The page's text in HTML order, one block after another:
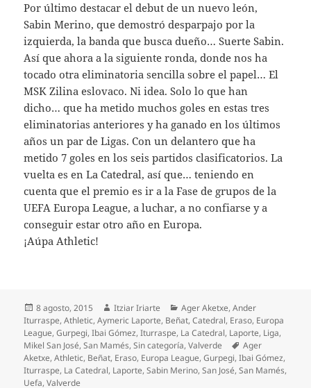
Por último destacar el debut de un nuevo león,
Sabin Merino, que demostró desparpajo por la
izquierda, la banda que busca dueño… Suerte Sabin.
Así que ahora a la siguiente ronda, donde nos ha
tocado otra eliminatoria sencilla sobre el papel… El
MSK Zilina eslovaco. Ni idea. Solo lo que han
dicho… que ha metido muchos goles en estas tres
eliminatorias anteriores y ha ganado en los últimos
años un par de Ligas. Con un delantero que ha
metido 7 goles en los seis partidos clasificatorios. La
vuelta es en La Catedral, así que… teniendo en
cuenta que el premio es ir a la Fase de grupos de la
UEFA Europa League, a luchar, a no confiarse y a
conseguir estar otro año en Europa.
¡Aúpa Athletic!
Publicado
el
8 agosto, 2015 Autor
Itziar Iriarte Categorías
Ager Aketxe,Ander
Iturraspe,Athletic,Aymeric Laporte, Beñat,Catedral, Eraso, Europa
League,Gurpegi,Ibai Gómez,Iturraspe, La Catedral, Laporte, Liga,
Mikel San José,San Mamés,Sin categoría,Valverde Etiquetas
Ager
Aketxe,Athletic, Beñat, Eraso, Europa League,Gurpegi,Ibai Gómez,
Iturraspe, La Catedral, Laporte,Sabin Merino,San José,San Mamés,
Uefa,Valverde